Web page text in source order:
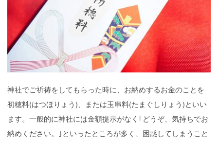
神社でご祈祷をしてもらった時に、お納めするお金のことを
初穂料(はつほりょう)、または玉串料(たまぐしりょう)といい
ます。一般的に神社には金額提示がなく｢どうぞ、気持ちでお
納めください。｣といったところが多く、困惑してしまうこと